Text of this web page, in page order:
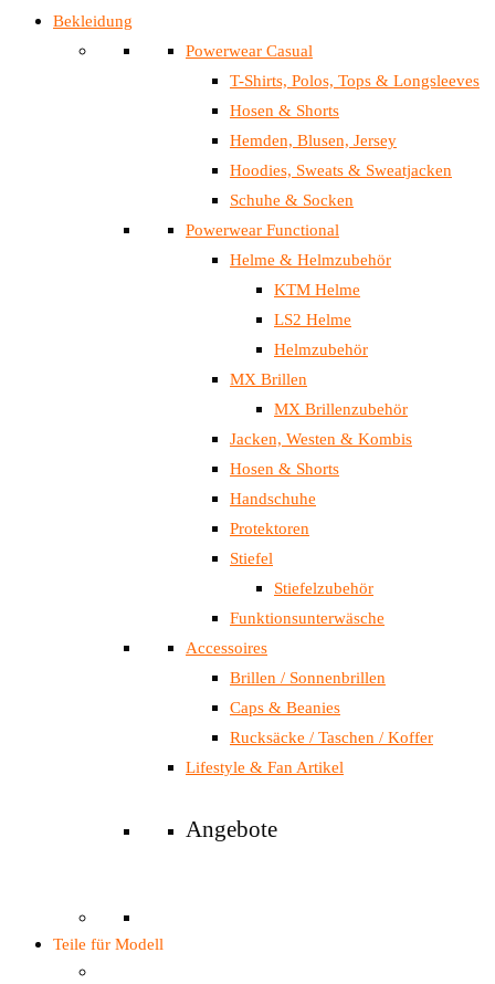
Bekleidung
Powerwear Casual
T-Shirts, Polos, Tops & Longsleeves
Hosen & Shorts
Hemden, Blusen, Jersey
Hoodies, Sweats & Sweatjacken
Schuhe & Socken
Powerwear Functional
Helme & Helmzubehör
KTM Helme
LS2 Helme
Helmzubehör
MX Brillen
MX Brillenzubehör
Jacken, Westen & Kombis
Hosen & Shorts
Handschuhe
Protektoren
Stiefel
Stiefelzubehör
Funktionsunterwäsche
Accessoires
Brillen / Sonnenbrillen
Caps & Beanies
Rucksäcke / Taschen / Koffer
Lifestyle & Fan Artikel
Angebote
Teile für Modell